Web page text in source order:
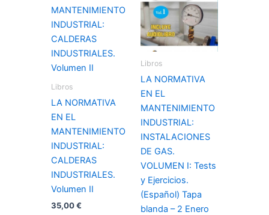
Libros
LA NORMATIVA
EN EL
MANTENIMIENTO
INDUSTRIAL:
CALDERAS
INDUSTRIALES.
Volumen II
35,00€
Libros
LA NORMATIVA
EN EL
MANTENIMIENTO
INDUSTRIAL:
INSTALACIONES
DE GAS.
VOLUMEN I: Tests
y Ejercicios.
(Español) Tapa
blanda – 2 Enero
era:
25,99 €.
es:
23,00 €.